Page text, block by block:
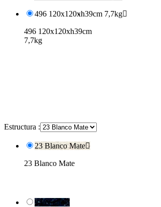
496 120x120xh39cm 7,7kg
496 120x120xh39cm
7,7kg
Estructura :
23 Blanco Mate
23 Blanco Mate
24 Negro